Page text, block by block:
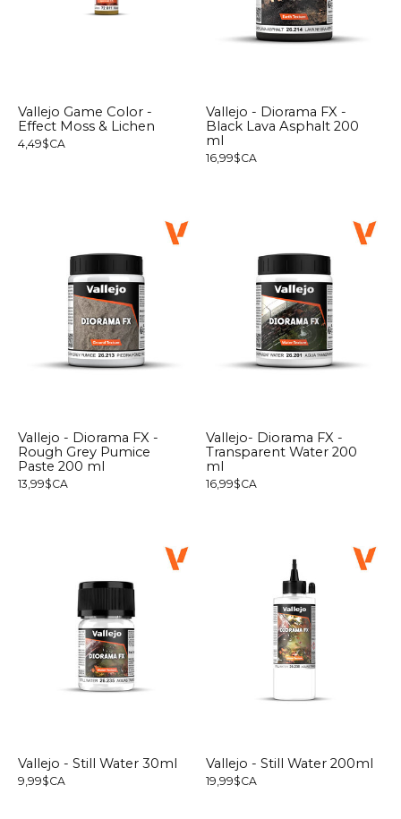
Vallejo Game Color -
Effect Moss & Lichen
4,49$CA
Vallejo - Diorama FX -
Black Lava Asphalt 200
ml
16,99$CA
Vallejo - Diorama FX -
Rough Grey Pumice
Paste 200 ml
13,99$CA
Vallejo- Diorama FX -
Transparent Water 200
ml
16,99$CA
Vallejo - Still Water 30ml
9,99$CA
Vallejo - Still Water 200ml
19,99$CA